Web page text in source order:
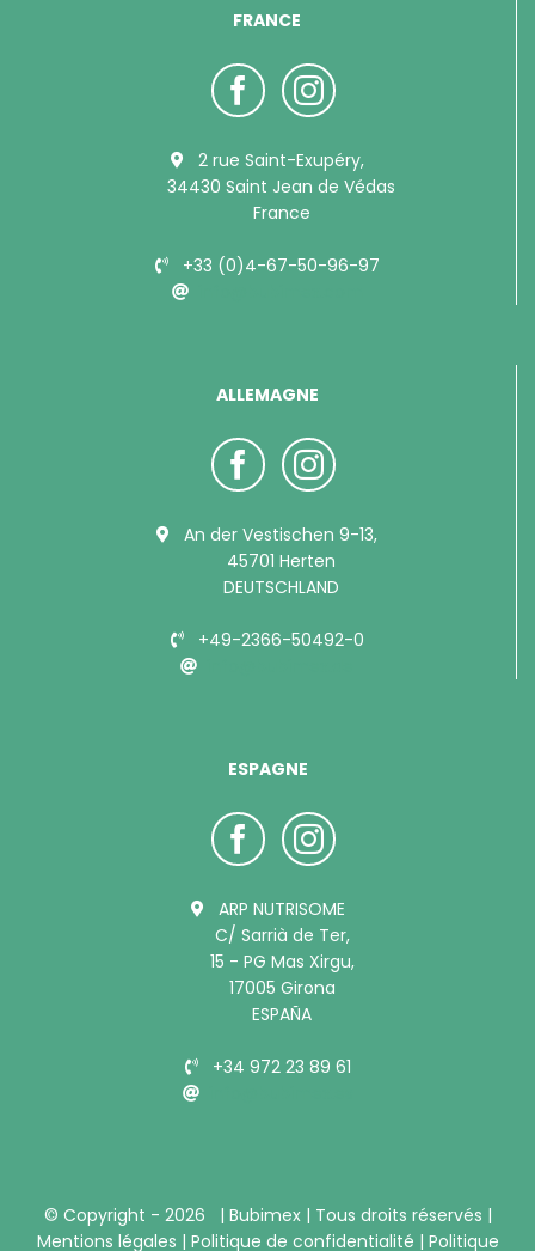
FRANCE
2 rue Saint-Exupéry,
34430 Saint Jean de Védas
France
+33 (0)4-67-50-96-97
ALLEMAGNE
An der Vestischen 9-13,
45701 Herten
DEUTSCHLAND
+49-2366-50492-0
ESPAGNE
ARP NUTRISOME
C/ Sarrià de Ter,
15 - PG Mas Xirgu,
17005 Girona
ESPAÑA
+34 972 23 89 61
© Copyright - 2026 | Bubimex | Tous droits réservés |
Mentions légales | Politique de confidentialité | Politique